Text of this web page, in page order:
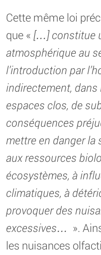
Cette même loi
que « […] constitue
atmosphérique au
l’introduction par
indirectement, dans
espaces clos, de
conséquences
mettre en danger la
aux ressources
écosystèmes, à
climatiques, à
provoquer des
excessives… ».
les nuisances